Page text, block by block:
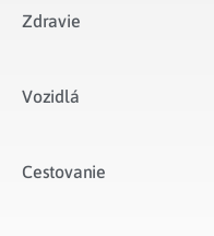
Zdravie
Vozidlá​
Cestovanie